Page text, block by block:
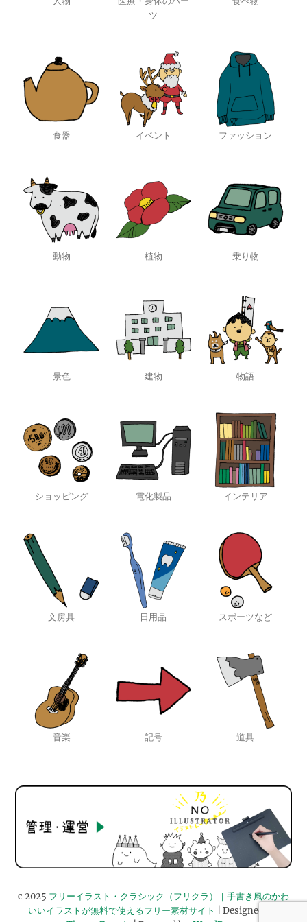
ツ
食器 イベント ファッション
動物 植物 乗り物
景色 建物 物語
ショッピング 電化製品 インテリア
文房具 日用品 スポーツなど
音楽 記号 道具
c 2025 フリーイラスト・クラシック（フリクラ）｜手書き風のかわ
いいイラストが無料で使えるフリー素材サイト
| Designed by: